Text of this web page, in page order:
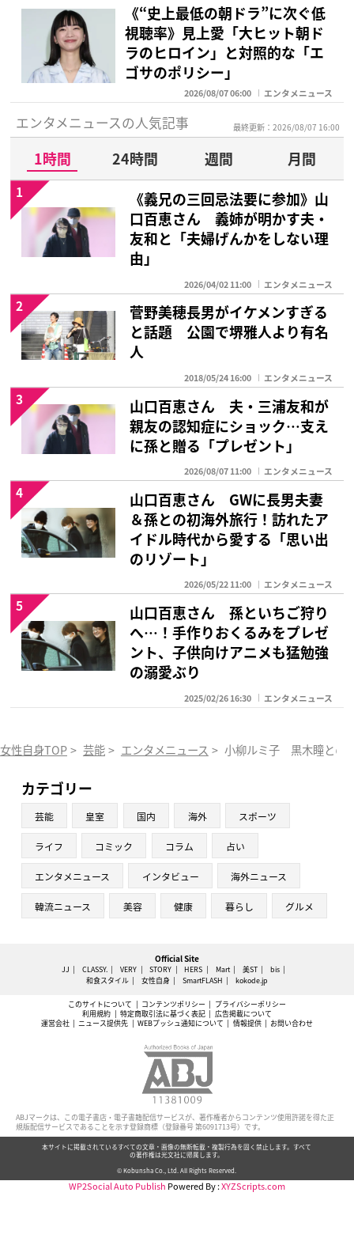
《“史上最低の朝ドラ”に次ぐ低
視聴率》見上愛「大ヒット朝ド
ラのヒロイン」と対照的な「エ
ゴサのポリシー」
2026/08/07 06:00 エンタメニュース
エンタメニュースの人気記事 最終更新：2026/08/07 16:00
1時間 24時間 週間
月間
《義兄の三回忌法要に参加》山
口百恵さん 義姉が明かす夫・
友和と「夫婦げんかをしない理
由」
2026/04/02 11:00 エンタメニュース
1
菅野美穂長男がイケメンすぎる
と話題 公園で堺雅人より有名
人
2018/05/24 16:00 エンタメニュース
2
山口百恵さん 夫・三浦友和が
親友の認知症にショック…支え
に孫と贈る「プレゼント」
2026/08/07 11:00 エンタメニュース
3
山口百恵さん GWに長男夫妻
＆孫との初海外旅行！訪れたア
イドル時代から愛する「思い出
のリゾート」
2026/05/22 11:00 エンタメニュース
4
山口百恵さん 孫といちご狩り
へ…！手作りおくるみをプレゼ
ント、子供向けアニメも猛勉強
の溺愛ぶり
2025/02/26 16:30 エンタメニュース
5
女性自身TOP > 芸能 > エンタメニュース > 小柳ルミ子 黒木瞳との“
カテゴリー
芸能 皇室 国内 海外 スポーツ
ライフ コミック コラム 占い
エンタメニュース インタビュー 海外ニュース
韓流ニュース 美容 健康 暮らし グルメ
Official Site
JJ CLASSY. VERY STORY HERS Mart 美ST
bis
和食スタイル
女性自身 SmartFLASH kokode.jp
このサイトについて コンテンツポリシー
プライバシーポリシー
利用規約
特定商取引法に基づく表記
広告掲載について
運営会社
ニュース提供先 WEBプッシュ通知について 情報提供 お問い合わせ
ABJマークは、この電子書店・電子書籍配信サービスが、著作権者からコンテンツ使用許諾を得た正
規版配信サービスであることを示す登録商標（登録番号 第6091713号）です。
本サイトに掲載されているすべての文章・画像の無断転載・複製行為を固く禁止します。すべて
の著作権は光文社に帰属します。
© Kobunsha Co., Ltd. All Rights Reserved.
WP2Social Auto Publish Powered By :XYZScripts.com